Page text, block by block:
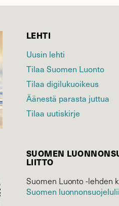
LEHTI
Uusin lehti
Tilaa Suomen Luonto
Tilaa digilukuoikeus
Äänestä parasta juttua
Tilaa uutiskirje
SUOMEN
LIITTO
Suomen Luonto -lehden
Suomen